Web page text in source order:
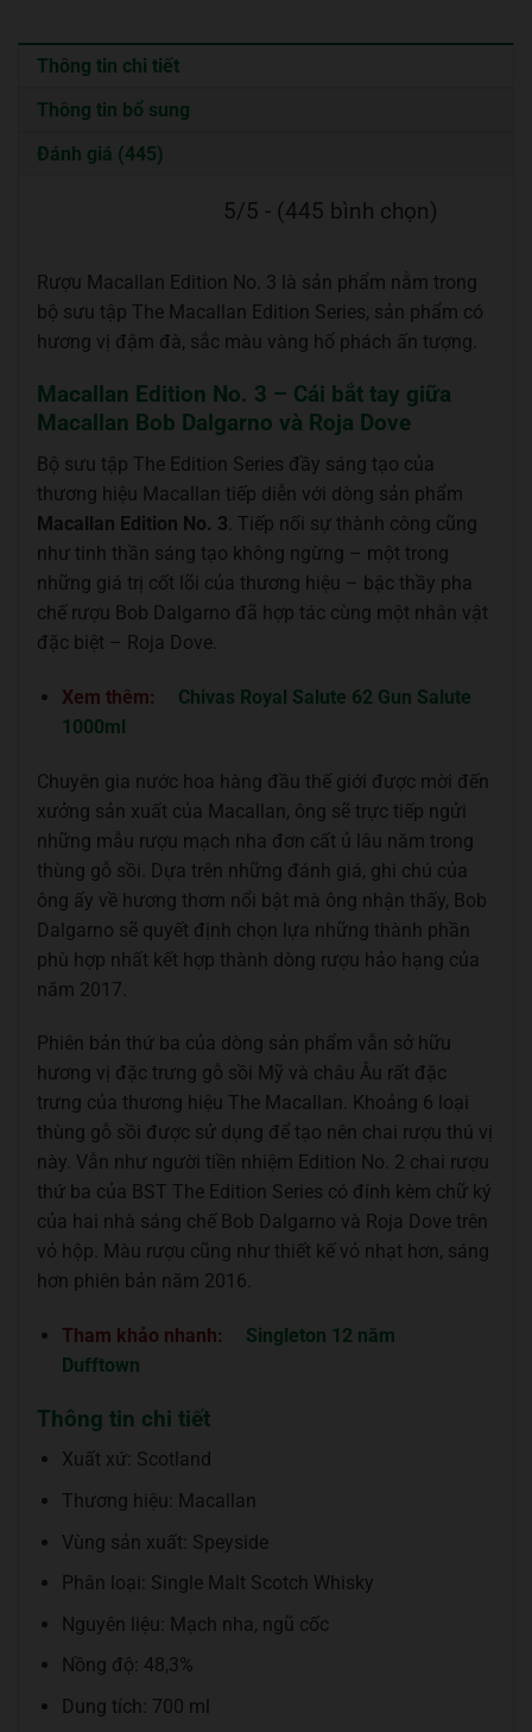
Thông tin chi tiết
Thông tin bổ sung
Đánh giá (445)
5/5 - (445 bình chọn)
Rượu Macallan Edition No. 3 là sản phẩm nằm trong
bộ sưu tập The Macallan Edition Series, sản phẩm có
hương vị đậm đà, sắc màu vàng hổ phách ấn tượng.
Macallan Edition No. 3 – Cái bắt tay giữa
Macallan Bob Dalgarno và Roja Dove
Bộ sưu tập The Edition Series đầy sáng tạo của
thương hiệu Macallan tiếp diễn với dòng sản phẩm
Macallan Edition No. 3 . Tiếp nối sự thành công cũng
như tinh thần sáng tạo không ngừng – một trong
những giá trị cốt lõi của thương hiệu – bậc thầy pha
chế rượu Bob Dalgarno đã hợp tác cùng một nhân vật
đặc biệt – Roja Dove.
Xem thêm:
Chivas Royal Salute 62 Gun Salute
1000ml
Chuyên gia nước hoa hàng đầu thế giới được mời đến
xưởng sản xuất của Macallan, ông sẽ trực tiếp ngửi
những mẫu rượu mạch nha đơn cất ủ lâu năm trong
thùng gỗ sồi. Dựa trên những đánh giá, ghi chú của
ông ấy về hương thơm nổi bật mà ông nhận thấy, Bob
Dalgarno sẽ quyết định chọn lựa những thành phần
phù hợp nhất kết hợp thành dòng rượu hảo hạng của
năm 2017.
Phiên bản thứ ba của dòng sản phẩm vẫn sở hữu
hương vị đặc trưng gỗ sồi Mỹ và châu Âu rất đặc
trưng của thương hiệu The Macallan. Khoảng 6 loại
thùng gỗ sồi được sử dụng để tạo nên chai rượu thú vị
này. Vẫn như người tiền nhiệm Edition No. 2 chai rượu
thứ ba của BST The Edition Series có đính kèm chữ ký
của hai nhà sáng chế Bob Dalgarno và Roja Dove trên
vỏ hộp. Màu rượu cũng như thiết kế vỏ nhạt hơn, sáng
hơn phiên bản năm 2016.
Tham khảo nhanh:
Singleton 12 năm
Dufftown
Thông tin chi tiết
Xuất xứ: Scotland
Thương hiệu: Macallan
Vùng sản xuất: Speyside
Phân loại: Single Malt Scotch Whisky
Nguyên liệu: Mạch nha, ngũ cốc
Nồng độ: 48,3%
Dung tích: 700 ml